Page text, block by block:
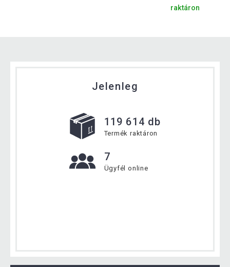
raktáron
Jelenleg
119 614 db
Termék raktáron
7
Ügyfél online